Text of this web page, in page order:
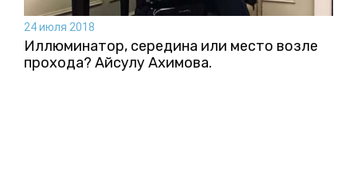
24 июля 2018
Иллюминатор, середина или место возле
прохода? Айсулу Ахимова.